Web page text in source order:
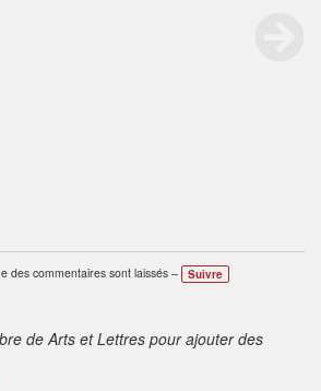
des commentaires sont laissés – Suivre
de Arts et Lettres pour ajouter des